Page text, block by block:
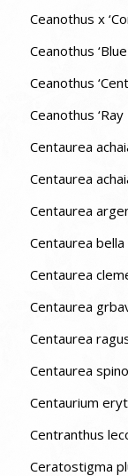
Ceanothus x
Ceanothus ‘Blue
Ceanothus
Ceanothus
Centaurea
Centaurea
Centaurea
Centaurea
Centaurea
Centaurea
Centaurea
Centaurea
Centaurium
Centranthus
Ceratostigma